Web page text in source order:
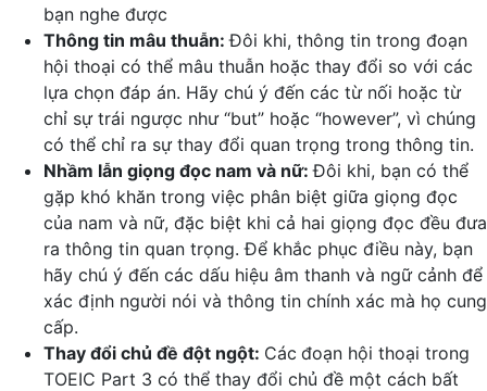
bạn nghe được
Thông tin mâu thuẫn:Đôi khi, thông tin trong đoạn
hội thoại có thể mâu thuẫn hoặc thay đổi so với các
lựa chọn đáp án. Hãy chú ý đến các từ nối hoặc từ
chỉ sự trái ngược như “but” hoặc “however”, vì chúng
có thể chỉ ra sự thay đổi quan trọng trong thông tin.
Nhầm lẫn giọng đọc nam và nữ:Đôi khi, bạn có thể
gặp khó khăn trong việc phân biệt giữa giọng đọc
của nam và nữ, đặc biệt khi cả hai giọng đọc đều đưa
ra thông tin quan trọng. Để khắc phục điều này, bạn
hãy chú ý đến các dấu hiệu âm thanh và ngữ cảnh để
xác định người nói và thông tin chính xác mà họ cung
cấp.
Thay đổi chủ đề đột ngột: Các đoạn hội thoại trong
TOEIC Part 3 có thể thay đổi chủ đề một cách bất